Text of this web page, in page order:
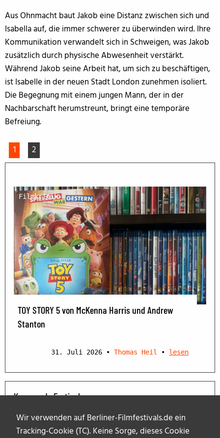
Wir verwenden auf Berliner-Filmfestivals.de ein
Tracking-Cookie (TC). Keine Sorge, dieses Cookie
Aus Ohnmacht baut Jakob eine Distanz zwischen sich und
Isabella auf, die immer schwerer zu überwinden wird. Ihre
Kommunikation verwandelt sich in Schweigen, was Jakob
zusätzlich durch physische Abwesenheit verstärkt.
Während Jakob seine Arbeit hat, um sich zu beschäftigen,
ist Isabelle in der neuen Stadt London zunehmen isoliert.
Die Begegnung mit einem jungen Mann, der in der
Nachbarschaft herumstreunt, bringt eine temporäre
Befreiung.
1 2
Filmkritik
TOY STORY 5 von McKenna Harris und Andrew
Stanton
31. Juli 2026 • Thomas Heil • lesen
Kommende Festivals